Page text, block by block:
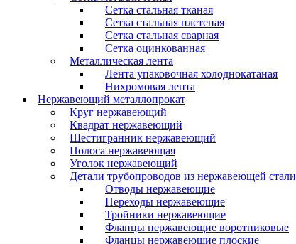
Сетка стальная тканая
Сетка стальная плетеная
Сетка стальная сварная
Сетка оцинкованная
Металлическая лента
Лента упаковочная холоднокатаная
Нихромовая лента
Нержавеющий металлопрокат
Круг нержавеющий
Квадрат нержавеющий
Шестигранник нержавеющий
Полоса нержавеющая
Уголок нержавеющий
Детали трубопроводов из нержавеющей стали
Отводы нержавеющие
Переходы нержавеющие
Тройники нержавеющие
Фланцы нержавеющие воротниковые
Фланцы нержавеющие плоские